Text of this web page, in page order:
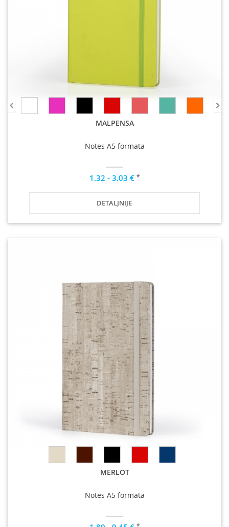
MALPENSA
Notes A5 formata
1.32 - 3.03 € *
DETALJNIJE
MERLOT
Notes A5 formata